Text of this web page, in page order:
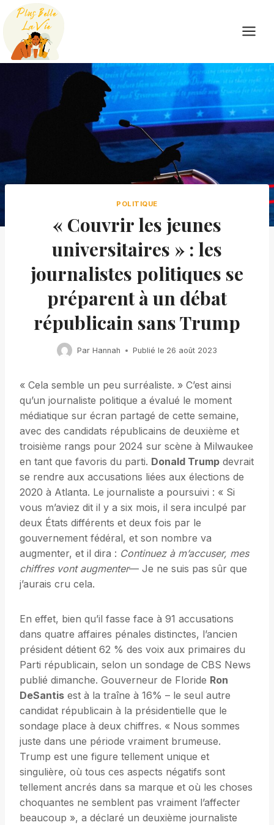
Skip
content
POLITIQUE
« Couvrir les jeunes
universitaires » : les
journalistes politiques se
préparent à un débat
républicain sans Trump
Par Hannah Publié le 26 août 2023
« Cela semble un peu surréaliste. » C’est ainsi
qu’un journaliste politique a évalué le moment
médiatique sur écran partagé de cette semaine,
avec des candidats républicains de deuxième et
troisième rangs pour 2024 sur scène à Milwaukee
en tant que favoris du parti. Donald Trump devrait
se rendre aux accusations liées aux élections de
2020 à Atlanta. Le journaliste a poursuivi : « Si
vous m’aviez dit il y a six mois, il sera inculpé par
deux États différents et deux fois par le
gouvernement fédéral, et son nombre va
augmenter, et il dira : Continuez à m’accuser, mes
chiffres vont augmenter— Je ne suis pas sûr que
j’aurais cru cela.
En effet, bien qu’il fasse face à 91 accusations
dans quatre affaires pénales distinctes, l’ancien
président détient 62 % des voix aux primaires du
Parti républicain, selon un sondage de CBS News
publié dimanche. Gouverneur de Floride Ron
DeSantis est à la traîne à 16% – le seul autre
candidat républicain à la présidentielle que le
sondage place à deux chiffres. « Nous sommes
juste dans une période vraiment brumeuse.
Trump est une figure tellement unique et
singulière, où tous ces aspects négatifs sont
tellement ancrés dans sa marque et où les choses
choquantes ne semblent pas vraiment l’affecter
beaucoup », a déclaré un deuxième journaliste